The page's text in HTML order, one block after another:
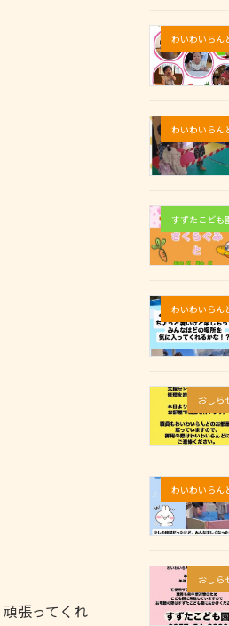
張ってくれ
わいわいらん
わいわいらん
すずたこども
わいわいらん
おしら
わいわいらん
おしら